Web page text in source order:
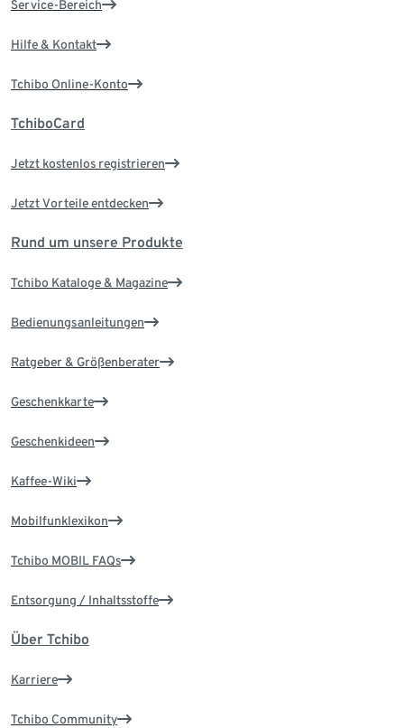
Service-Bereich
Hilfe & Kontakt
Tchibo Online-Konto
TchiboCard
Jetzt kostenlos registrieren
Jetzt Vorteile entdecken
Rund um unsere Produkte
Tchibo Kataloge & Magazine
Bedienungsanleitungen
Ratgeber & Größenberater
Geschenkkarte
Geschenkideen
Kaffee-Wiki
Mobilfunklexikon
Tchibo MOBIL FAQs
Entsorgung / Inhaltsstoffe
Über Tchibo
Karriere
Tchibo Community